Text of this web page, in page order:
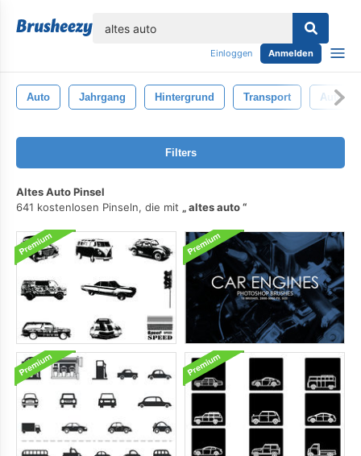
Einloggen Anmelden
Auto Jahrgang Hintergrund Transport
Filters
Altes Auto Pinsel
641 kostenlosen Pinseln, die mit
altes auto